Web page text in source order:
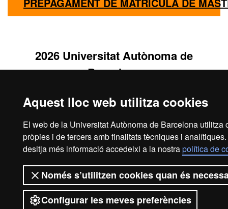
Aquest lloc web utilitza cookies
El web de la Universitat Autònoma de Barcelona utilitza
pròpies i de tercers amb finalitats tècniques i
desitja més informació accedeixi a la nostrapolítica de
Només s’utilitzen cookies quan és
Configurar les meves preferències
2026 Universitat Autònoma de
Barcelona